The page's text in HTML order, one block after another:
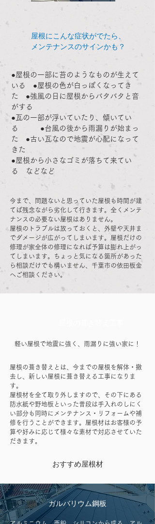
屋根にこんな症状がでたら、
メンテナンスのサインかも？
●屋根の一部に苔のようなものが生えて
いる ●屋根の色が白っぽくなってき
た ●強風の日に屋根からバタバタと音
がする
●瓦の一部が浮いていたり、傾いてい
る ●台風の後から雨漏りが始まっ
た ●古い瓦なので地震が心配になって
きた
●屋根から小さなゴミが落ちて来てい
る などなど
今まで、問題ないと思っていた屋根も時間が建
てば残念ながら劣化して行きます。全くメンテ
ナンスの必要ない屋根はありません。
屋根のトラブルは放っておくと、外壁や天井ま
でダメージが広がってしまいます。屋根だけの
修理が家全体の修理になれば予算は膨れ上がっ
てしまいます。ちょっと気になる箇所があった
ら相談だけでも構いません、千葉市の依田板金
へご相談ください。
軽い屋根で地震に強く、雨漏りに強い家に！
屋根の葺き替えとは、今までの屋根を解体・撤
去し、新しい屋根に葺き替える工事になりま
す。
屋根材を全て取り外しますので、その下にある
防水紙や野地板といった普段は手入れのしにく
い部分も同時にメンテナンス・リフォームや補
修を行うことができます。屋根材はお客様の予
算や好みに応じて様々な素材で対応させていた
だきます。
おすすめ屋根材
ガルバリウム鋼板